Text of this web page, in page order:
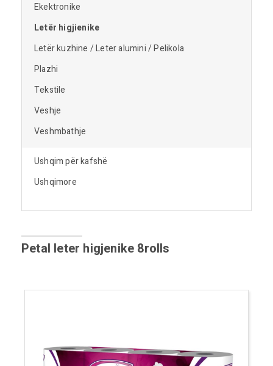
Ekektronike
Letër higjienike
Letër kuzhine / Leter alumini / Pelikola
Plazhi
Tekstile
Veshje
Veshmbathje
Ushqim për kafshë
Ushqimore
Petal leter higjenike 8rolls